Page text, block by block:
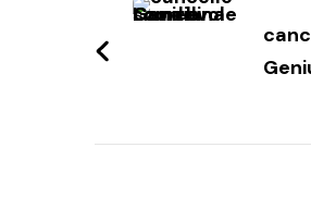
articoli